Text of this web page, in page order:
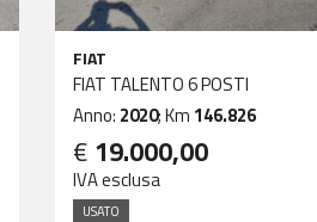
FIAT
FIAT TALENTO 6 POSTI
Anno: 2020; Km 146.826
€ 19.000,00
IVA esclusa
USATO